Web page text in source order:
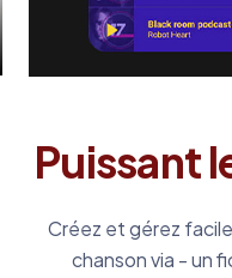
Puissant
Créez et gérez
chanson via - un